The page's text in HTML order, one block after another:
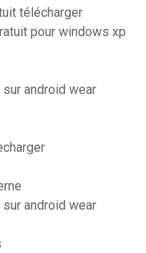
télécharger
pour windows xp
android wear
android wear